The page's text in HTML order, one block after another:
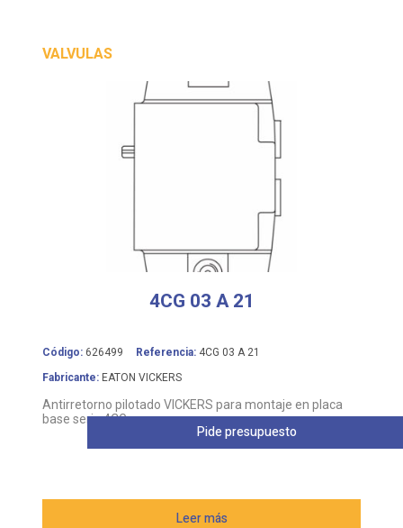
VALVULAS
4CG 03 A 21
Código: 626499 Referencia: 4CG 03 A 21
Fabricante: EATON VICKERS
Antirretorno pilotado VICKERS para montaje en placa
base serie 4CG
Leer más
Pide presupuesto